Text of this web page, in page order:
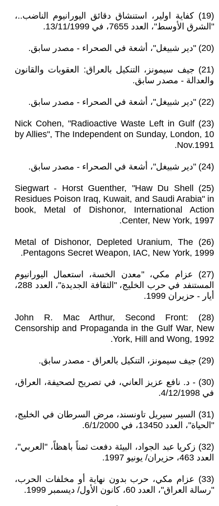
(19) كفاية اولير، استنشاق دقائق اليورانيوم الناضب..،
"الشرق الأوسط"، العدد 7655، في 13/11/1999.
(20) "دير شبيغل"، أشعة في الصحراء - مصدر سابق.
(21) جيف سيمونز، التنكيل بالعراق: العقوبات والقانون
والعدالة - مصدر سابق.
(22) "دير شبيغل"، أشعة في الصحراء - مصدر سابق.
(23) Nick Cohen, "Radioactive Waste Left in Gulf
by Allies", The Independent on Sunday, London, 10
Nov.1991.
(24) "دير شبيغل"، أشعة في الصحراء - مصدر سابق.
(25) Siegwart - Horst Guenther, "Haw Du Shell
Residues Poison Iraq, Kuwait, and Saudi Arabia" in
book, Metal of Dishonor, International Action
Center, New York, 1997.
(26) Metal of Dishonor, Depleted Uranium, The
Pentagons Secret Weapon, IAC, New York, 1999.
(27) عزام مكي، "معدن الخسة، استعمال اليورانيوم
المستنفد في حرب الخليج، "الثقافة الجديدة"، العدد 288،
أيار - حزيران 1999.
(28) John R. Mac Arthur, Second Front:
Censorship and Propaganda in the Gulf War, New
York, Hill and Wong, 1992.
(29) جيف سيمونز، التنكيل بالعراق - مصدر سابق.
(30) - د. نافع عزيز العاني، في تصريح لصحيفة، العراق،
في 4/12/1998.
(31) السير سيريل تاونسند، مرض السرطان في الخليج،
"الحياة"، العدد 13450، في 6/1/2000.
(32) زكريا عبد الجواد، البيئة دفعت ثمناً باهظاً، "العربي"،
العدد 463، حزيران/ يونيو 1997.
(33) عزام مكي، حرب بدون نهاية أو مخلفات الحرب،
"رسالة العراق"، العدد 60، كانون الأول/ ديسمبر 1999.